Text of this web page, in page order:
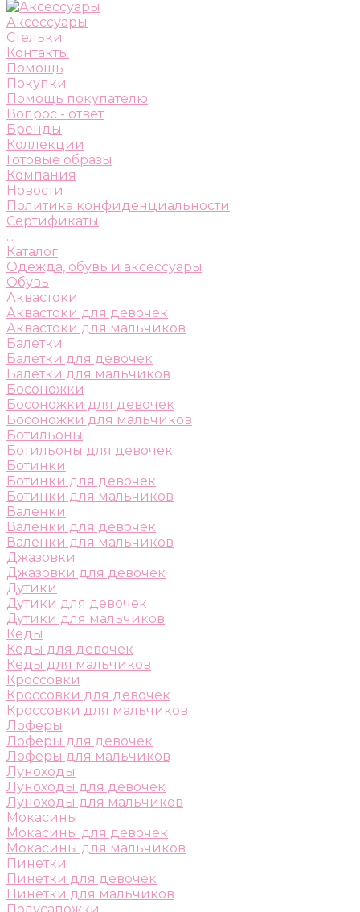
Аксессуары
Стельки
Контакты
Помощь
Покупки
Помощь покупателю
Вопрос - ответ
Бренды
Коллекции
Готовые образы
Компания
Новости
Политика конфиденциальности
Сертификаты
...
Каталог
Одежда, обувь и аксессуары
Обувь
Аквастоки
Аквастоки для девочек
Аквастоки для мальчиков
Балетки
Балетки для девочек
Балетки для мальчиков
Босоножки
Босоножки для девочек
Босоножки для мальчиков
Ботильоны
Ботильоны для девочек
Ботинки
Ботинки для девочек
Ботинки для мальчиков
Валенки
Валенки для девочек
Валенки для мальчиков
Джазовки
Джазовки для девочек
Дутики
Дутики для девочек
Дутики для мальчиков
Кеды
Кеды для девочек
Кеды для мальчиков
Кроссовки
Кроссовки для девочек
Кроссовки для мальчиков
Лоферы
Лоферы для девочек
Лоферы для мальчиков
Луноходы
Луноходы для девочек
Луноходы для мальчиков
Мокасины
Мокасины для девочек
Мокасины для мальчиков
Пинетки
Пинетки для девочек
Пинетки для мальчиков